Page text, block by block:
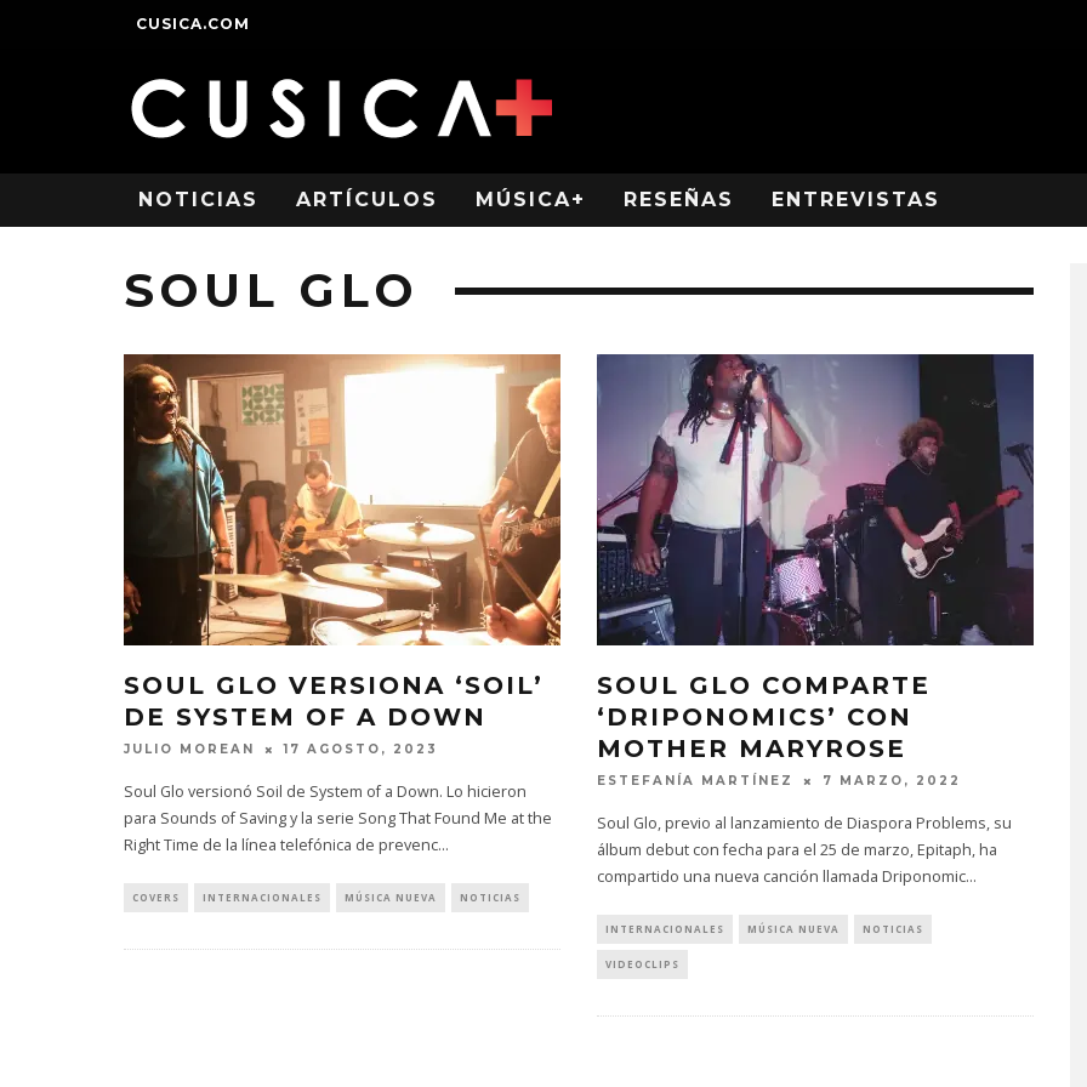
CUSICA.COM
NOTICIAS ARTÍCULOS MÚSICA+ RESEÑAS ENTREVISTAS
SOUL GLO
SOUL GLO VERSIONA ‘SOIL’
DE SYSTEM OF A DOWN
JULIO MOREAN 17 AGOSTO, 2023
Soul Glo versionó Soil de System of a Down. Lo hicieron
para Sounds of Saving y la serie Song That Found Me at the
Right Time de la línea telefónica de prevenc...
COVERS INTERNACIONALES MÚSICA NUEVA NOTICIAS
SOUL GLO COMPARTE
‘DRIPONOMICS’ CON
MOTHER MARYROSE
ESTEFANÍA MARTÍNEZ 7 MARZO, 2022
Soul Glo, previo al lanzamiento de Diaspora Problems, su
álbum debut con fecha para el 25 de marzo, Epitaph, ha
compartido una nueva canción llamada Driponomic...
INTERNACIONALES MÚSICA NUEVA NOTICIAS
VIDEOCLIPS